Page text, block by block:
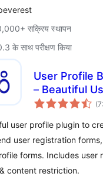
सक्रिय स्थापन
के साथ परीक्षण किया
User Profile
– Beautiful
Registration
User Role
user profile plugin to
user registration
forms. Includes user
content restriction.